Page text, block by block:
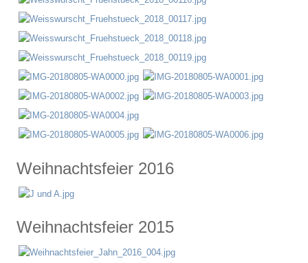
Weihnachtsfeier 2016
Weihnachtsfeier 2015